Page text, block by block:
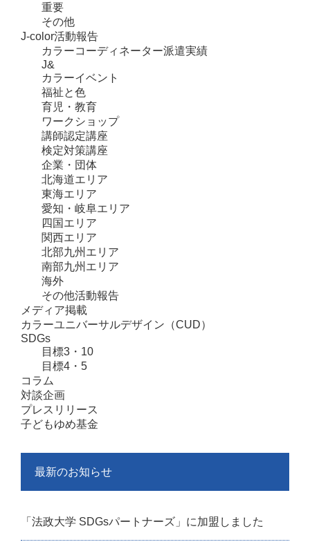
重要
その他
J-color活動報告
カラーコーディネーター派遣実績
J&
カラーイベント
福祉と色
育児・教育
ワークショップ
講師認定講座
検定対策講座
企業・団体
北海道エリア
東海エリア
愛知・岐阜エリア
四国エリア
関西エリア
北部九州エリア
南部九州エリア
海外
その他活動報告
メディア掲載
カラーユニバーサルデザイン（CUD）
SDGs
目標3・10
目標4・5
コラム
対談企画
プレスリリース
子どもゆめ基金
最新のお知らせ
「法政大学 SDGsパートナーズ」に加盟しました